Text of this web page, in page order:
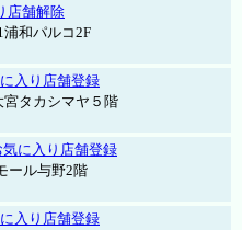
店舗解除
和パルコ2F
入り店舗登録
タカシマヤ５階
気に入り店舗登録
ール与野2階
入り店舗登録